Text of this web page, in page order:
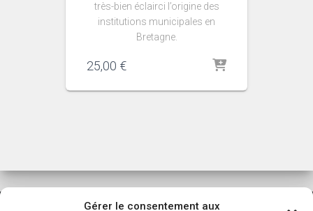
Gérer le consentement aux
très-bien éclairci l’origine des
institutions municipales en
Bretagne.
25,00 €